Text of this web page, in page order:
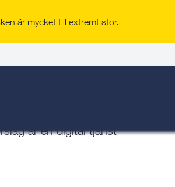
är mycket till extremt stor.
ett enkelt sätt bidra till
är en digital tjänst